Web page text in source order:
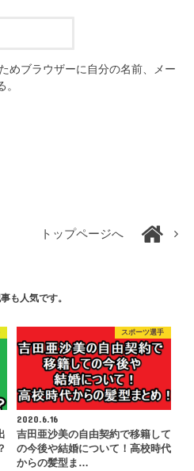
めブラウザーに自分の名前、メー
トップページへ
も人気です。
スポーツ選手
2020.6.16
吉田亜沙美の自由契約で移籍して
の今後や結婚について！高校時代
からの髪型ま…